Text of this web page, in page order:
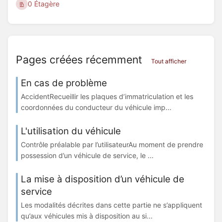
0 Étagère
Pages créées récemment Tout afficher
En cas de problème
AccidentRecueillir les plaques d’immatriculation et les
coordonnées du conducteur du véhicule imp...
L'utilisation du véhicule
Contrôle préalable par l’utilisateurAu moment de prendre
possession d’un véhicule de service, le ...
La mise à disposition d’un véhicule de
service
Les modalités décrites dans cette partie ne s’appliquent
qu’aux véhicules mis à disposition au si...